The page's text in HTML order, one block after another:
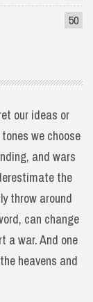
50
our ideas or
we choose
and wars
the
throw around
can change
a war. And one
heavens and